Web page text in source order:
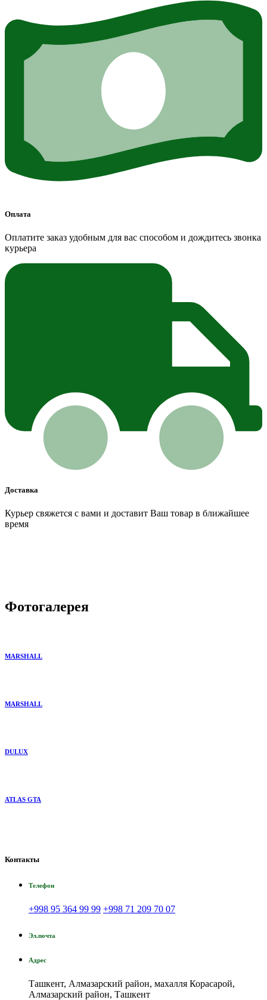
Оплата
Оплатите заказ удобным для вас способом и дождитесь звонка
курьера
Доставка
Курьер свяжется с вами и доставит Ваш товар в ближайшее
время
Фотогалерея
MARSHALL
MARSHALL
DULUX
ATLAS GTA
Контакты
Телефон
+998 95 364 99 99 +998 71 209 70 07
Эл.почта
Адрес
Ташкент, Алмазарский район, махалля Корасарой,
Алмазарский район, Ташкент